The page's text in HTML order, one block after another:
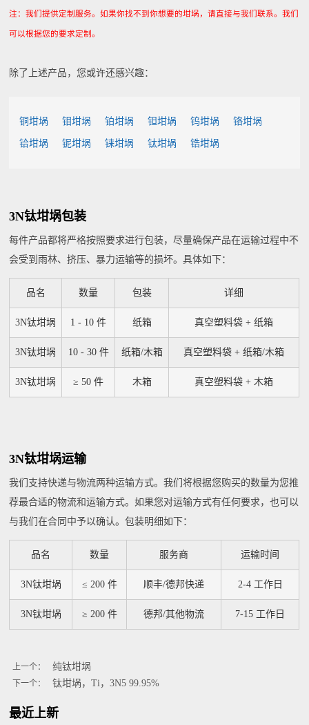
注：我们提供定制服务。如果你找不到你想要的坩埚，请直接与我们联系。我们
可以根据您的要求定制。
除了上述产品，您或许还感兴趣：
铜坩埚 钼坩埚 铂坩埚 钽坩埚 钨坩埚 铬坩埚
铪坩埚 铌坩埚 铼坩埚 钛坩埚 锆坩埚
3N钛坩埚包装
每件产品都将严格按照要求进行包装，尽量确保产品在运输过程中不
会受到雨林、挤压、暴力运输等的损坏。具体如下：
品名 数量 包装 详细
3N钛坩埚 1 - 10 件 纸箱 真空塑料袋 + 纸箱
3N钛坩埚 10 - 30 件 纸箱/木箱 真空塑料袋 + 纸箱/木箱
3N钛坩埚 ≥ 50 件 木箱 真空塑料袋 + 木箱
3N钛坩埚运输
我们支持快递与物流两种运输方式。我们将根据您购买的数量为您推
荐最合适的物流和运输方式。如果您对运输方式有任何要求，也可以
与我们在合同中予以确认。包装明细如下：
品名 数量 服务商 运输时间
3N钛坩埚 ≤ 200 件 顺丰/德邦快递 2-4 工作日
3N钛坩埚 ≥ 200 件 德邦/其他物流 7-15 工作日
上一个： 纯钛坩埚
下一个： 钛坩埚，Ti，3N5 99.95%
最近上新